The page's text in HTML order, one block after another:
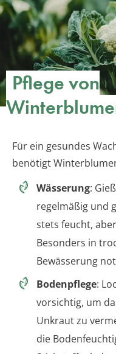
Pflege von
Für ein gesundes
benötigt
Wässerung:
regelmäßig und
stets feucht,
Besonders in
Bewässerung
Bodenpflege:
vorsichtig, um
Unkraut zu
die